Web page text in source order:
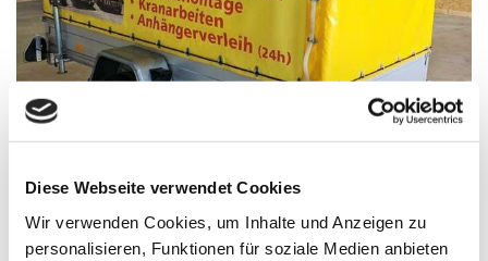
Diese Webseite verwendet Cookies
Wir verwenden Cookies, um Inhalte und Anzeigen zu
personalisieren, Funktionen für soziale Medien anbieten